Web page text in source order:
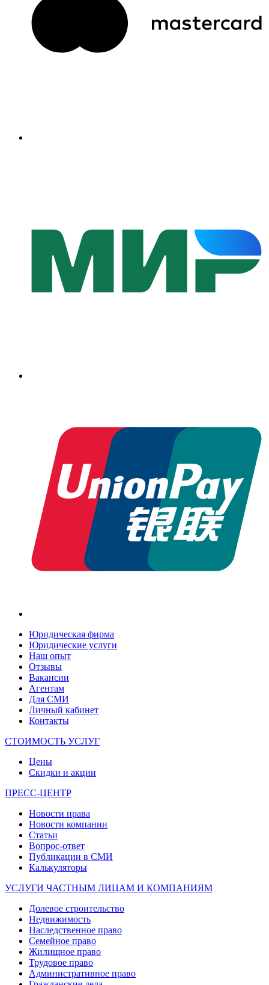
Юридическая фирма
Юридические услуги
Наш опыт
Отзывы
Вакансии
Агентам
Для СМИ
Личный кабинет
Контакты
СТОИМОСТЬ УСЛУГ
Цены
Скидки и акции
ПРЕСС-ЦЕНТР
Новости права
Новости компании
Статьи
Вопрос-ответ
Публикации в СМИ
Калькуляторы
УСЛУГИ ЧАСТНЫМ ЛИЦАМ И КОМПАНИЯМ
Долевое строительство
Недвижимость
Наследственное право
Семейное право
Жилищное право
Трудовое право
Административное право